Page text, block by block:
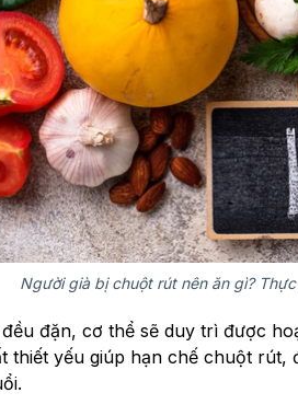
Người già bị chuột rút nên ăn gì?
đặn, cơ thể sẽ duy trì được
thiết yếu giúp hạn chế chuột